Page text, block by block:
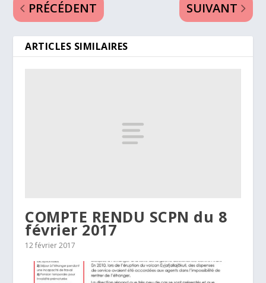
PRÉCÉDENT SUIVANT
ARTICLES SIMILAIRES
COMPTE RENDU SCPN du 8
février 2017
12 février 2017